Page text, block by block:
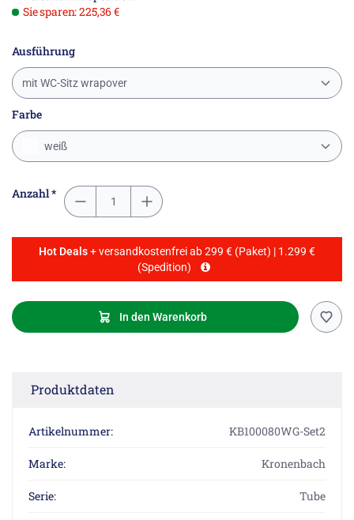
Sie sparen: 225,36 €
Ausführung
mit WC-Sitz wrapover
Farbe
weiß
Anzahl *
Hot Deals+ versandkostenfrei ab 299 € (Paket) | 1.299 €
(Spedition)
In den Warenkorb
Produktdaten
Artikelnummer: KB100080WG-Set2
Marke: Kronenbach
Serie: Tube